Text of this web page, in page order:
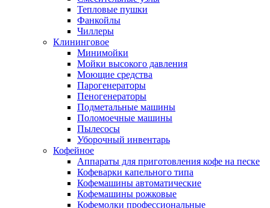
Тепловые пушки
Фанкойлы
Чиллеры
Клининговое
Минимойки
Мойки высокого давления
Моющие средства
Парогенераторы
Пеногенераторы
Подметальные машины
Поломоечные машины
Пылесосы
Уборочный инвентарь
Кофейное
Аппараты для приготовления кофе на песке
Кофеварки капельного типа
Кофемашины автоматические
Кофемашины рожковые
Кофемолки профессиональные